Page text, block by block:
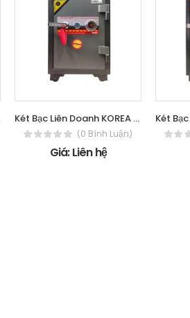
Két Bạc Liên Doanh KOREA 120 - Cơ
(0 Bình Luận)
Giá: Liên hệ